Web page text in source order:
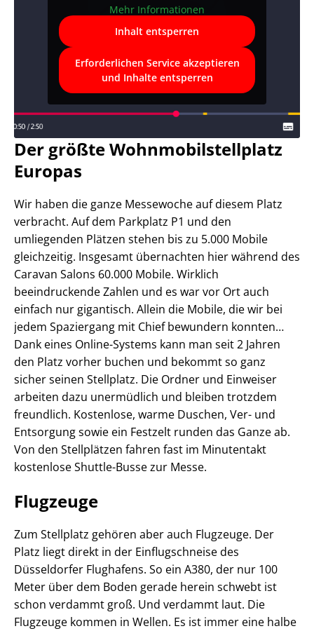
Mehr Informationen
Inhalt entsperren
Erforderlichen Service akzeptieren
und Inhalte entsperren
Der größte Wohnmobilstellplatz
Europas
Wir haben die ganze Messewoche auf diesem Platz
verbracht. Auf dem Parkplatz P1 und den
umliegenden Plätzen stehen bis zu 5.000 Mobile
gleichzeitig. Insgesamt übernachten hier während des
Caravan Salons 60.000 Mobile. Wirklich
beeindruckende Zahlen und es war vor Ort auch
einfach nur gigantisch. Allein die Mobile, die wir bei
jedem Spaziergang mit Chief bewundern konnten…
Dank eines Online-Systems kann man seit 2 Jahren
den Platz vorher buchen und bekommt so ganz
sicher seinen Stellplatz. Die Ordner und Einweiser
arbeiten dazu unermüdlich und bleiben trotzdem
freundlich. Kostenlose, warme Duschen, Ver- und
Entsorgung sowie ein Festzelt runden das Ganze ab.
Von den Stellplätzen fahren fast im Minutentakt
kostenlose Shuttle-Busse zur Messe.
Flugzeuge
Zum Stellplatz gehören aber auch Flugzeuge. Der
Platz liegt direkt in der Einflugschneise des
Düsseldorfer Flughafens. So ein A380, der nur 100
Meter über dem Boden gerade herein schwebt ist
schon verdammt groß. Und verdammt laut. Die
Flugzeuge kommen in Wellen. Es ist immer eine halbe